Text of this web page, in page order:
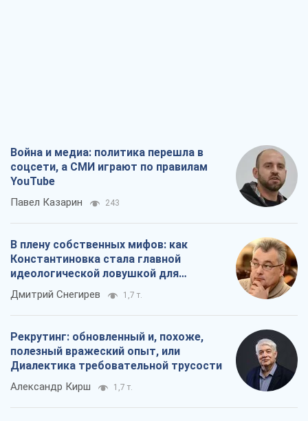
Война и медиа: политика перешла в
соцсети, а СМИ играют по правилам
YouTube
Павел Казарин 243
В плену собственных мифов: как
Константиновка стала главной
идеологической ловушкой для
российских оккупантов
Дмитрий Снегирев 1,7 т.
Рекрутинг: обновленный и, похоже,
полезный вражеский опыт, или
Диалектика требовательной трусости
Александр Кирш 1,7 т.